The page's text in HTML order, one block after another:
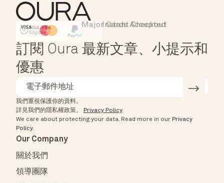
HSA/FSA Eligible
Affirm
Instant Checkout
Major Cards Accepted
訂閱 Oura 最新文章、小提示和
優惠
我們重視保護你的資料。
詳見我們的隱私權政策。
Privacy Policy.
We care about protecting your data. Read more in our Privacy
Policy.
Our Company
關於我們
領導團隊